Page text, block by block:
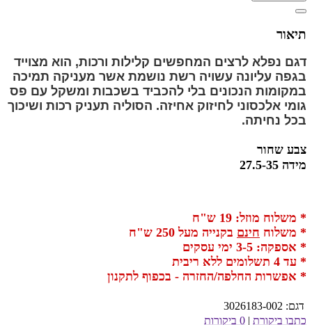
תיאור
דגם נפלא לרצים המחפשים קלילות ורכות, הוא מצוייד
בגפה עליונה עשויה רשת נושמת אשר מעניקה תמיכה
במקומות הנכונים בלי להכביד בשכבות ומשקל עם פס
גומי אלכסוני לחיזוק אחיזה. הסוליה תעניק רכות ושיכוך
בכל נחיתה.
צבע שחור
מידה 27.5-35
* משלוח מוזל: 19 ש"ח
* משלוח חינם בקנייה מעל 250 ש"ח
* אספקה: 3-5 ימי עסקים
* עד 4 תשלומים ללא ריבית
* אפשרות החלפה/החזרה - בכפוף לתקנון
דגם: 3026183-002
כתבו ביקורת | 0 ביקורות